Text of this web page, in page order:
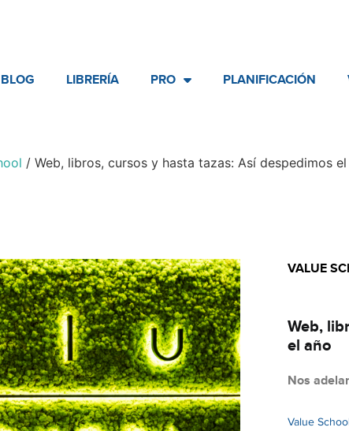
BLOG LIBRERÍA PRO PLANIFICACIÓN
/ Web, libros, cursos y hasta tazas: Así despedimos el
VALUE
Web,
el año
Nos
Value School